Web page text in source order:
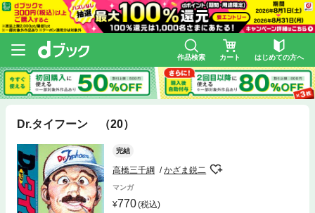
作品検索 カート はじめての方へ
Dr.タイフーン （20）
完結
高橋三千綱 かざま鋭二
マンガ
770(税込)